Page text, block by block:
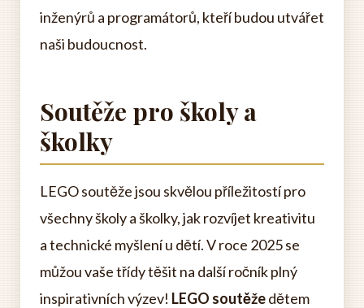
inženýrů a programátorů, kteří budou utvářet
naši budoucnost.
Soutěže pro školy a
školky
LEGO soutěže jsou skvělou příležitostí pro
všechny školy a školky, jak rozvíjet kreativitu
a technické myšlení u dětí. V roce 2025 se
můžou vaše třídy těšit na další ročník plný
inspirativních výzev! LEGO soutěžedětem